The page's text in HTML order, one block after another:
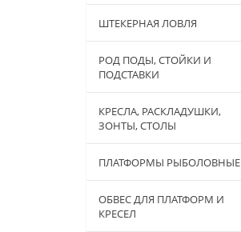
ШТЕКЕРНАЯ ЛОВЛЯ
РОД ПОДЫ, СТОЙКИ И
ПОДСТАВКИ
КРЕСЛА, РАСКЛАДУШКИ,
ЗОНТЫ, СТОЛЫ
ПЛАТФОРМЫ РЫБОЛОВНЫЕ
ОБВЕС ДЛЯ ПЛАТФОРМ И
КРЕСЕЛ